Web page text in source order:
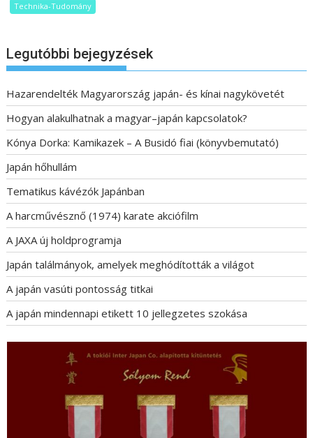
Technika-Tudomány
Legutóbbi bejegyzések
Hazarendelték Magyarország japán- és kínai nagykövetét
Hogyan alakulhatnak a magyar–japán kapcsolatok?
Kónya Dorka: Kamikazek – A Busidó fiai (könyvbemutató)
Japán hőhullám
Tematikus kávézók Japánban
A harcművésznő (1974) karate akciófilm
A JAXA új holdprogramja
Japán találmányok, amelyek meghódították a világot
A japán vasúti pontosság titkai
A japán mindennapi etikett 10 jellegzetes szokása